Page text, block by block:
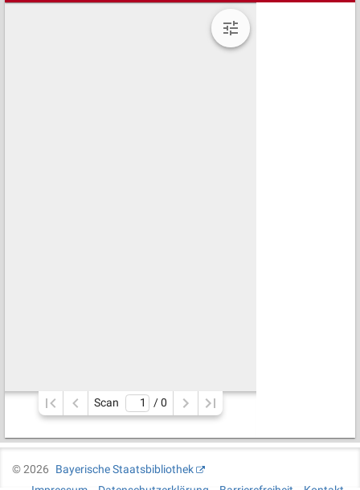
Scan / 0
©2026
Bayerische Staatsbibliothek